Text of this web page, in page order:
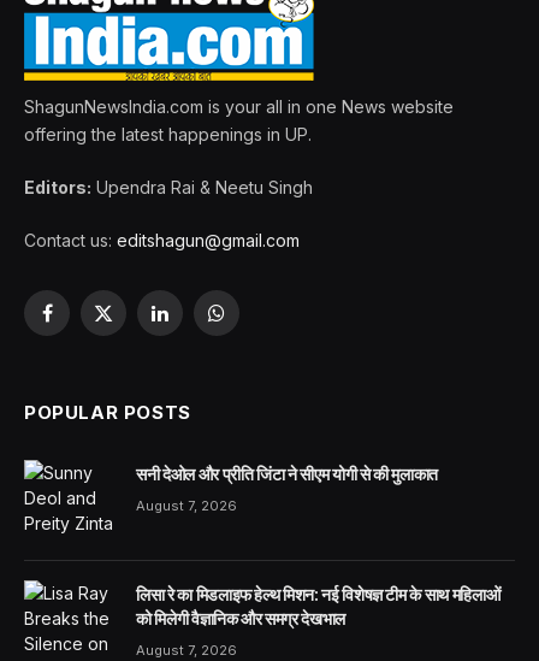
ShagunNewsIndia.com is your all in one News website
offering the latest happenings in UP.
Editors: Upendra Rai & Neetu Singh
Contact us: editshagun@gmail.com
Facebook
X
LinkedInWhatsApp
POPULAR POSTS
सनी देओल और प्रीति जिंटा ने सीएम योगी से की मुलाकात
August 7, 2026
लिसा रे का मिडलाइफ हेल्थ मिशन: नई विशेषज्ञ टीम के साथ महिलाओं
को मिलेगी वैज्ञानिक और समग्र देखभाल
August 7, 2026